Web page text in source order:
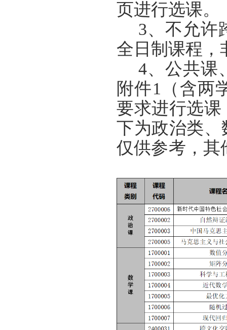
页进行选课。
3、 不允许
全日制课程，
4、 公共课
附件1（含两
要求进行选课
下为政治类
仅供参考，其